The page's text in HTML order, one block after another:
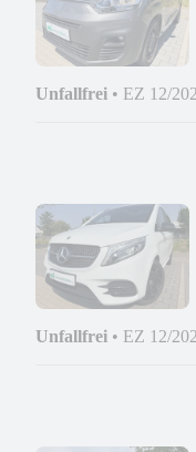
Unfallfrei • EZ 12/
Unfallfrei • EZ 12/